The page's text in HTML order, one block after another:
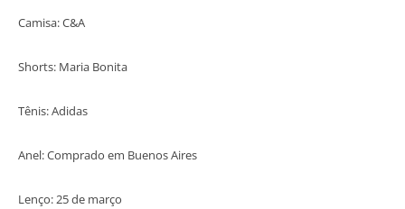
Camisa: C&A
Shorts: Maria Bonita
Tênis: Adidas
Anel: Comprado em Buenos Aires
Lenço: 25 de março